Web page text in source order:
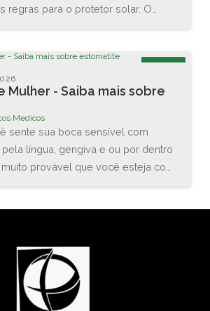
regras para o protetor solar. O
de Proteção Solar (FPS), que vai
6, e na proteção contra os raios
terá que ser de no mínimo 1/3 do
Mulher - Saiba mais sobre
Medicos
sente sua boca sensível com
língua, gengiva e ou por dentro
provável que você esteja com
oral (boca) e orofaringe, que
região das bochechas, gengivas,
ou assoalho da boca.”